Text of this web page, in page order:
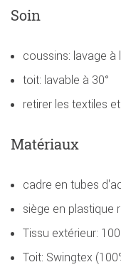
Soin
coussins: lavage à
toit: lavable à 30°
retirer les textiles
Matériaux
cadre en tubes
siège en plastique
Tissu extérieur:
Toit: Swingtex